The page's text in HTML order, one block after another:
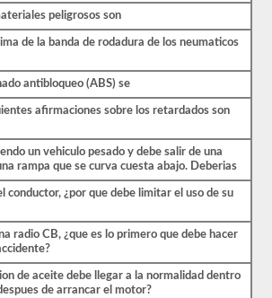
peligrosos son
de la banda de rodadura de los neumaticos
antibloqueo (ABS) se
afirmaciones sobre los retardados son
un vehiculo pesado y debe salir de una
rampa que se curva cuesta abajo. Deberias
conductor, ¿por que debe limitar el uso de su
radio CB, ¿que es lo primero que debe hacer
de aceite debe llegar a la normalidad dentro
de arrancar el motor?